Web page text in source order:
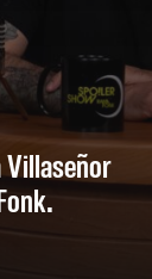
Villaseñor